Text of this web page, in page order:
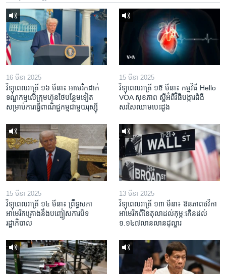
16 មីនា 2025
វិទ្យុពេលរាត្រី ១៦ មីនា៖ អាមេរិក​ដាក់​
ទណ្ឌកម្ម​លើ​ក្រុមហ៊ុន​ថៃ​បន្ថែម​ទៀត​
សម្រាប់​ការ​ធ្វើ​ពាណិជ្ជកម្ម​ជាមួយ​រុស្ស៊ី
15 មីនា 2025
វិទ្យុពេលរាត្រី ១៥ មីនា៖ កម្មវិធី ​Hello
VOA សុខភាព ស្ដី​អំពី​វិធី​បង្ការ​ជំងឺ​
សរសៃ​ឈាម​បេះដូង
15 មីនា 2025
វិទ្យុពេលរាត្រី ១៤ មីនា៖ ព្រឹទ្ធសភា
អាមេរិកគ្រោងនឹងបញ្ចៀសការបិទ
រដ្ឋាភិបាល
13 មីនា 2025
វិទ្យុពេលរាត្រី ១៣ មីនា៖ ឱនភាព​ថវិកា​
អាមេរិក​ពី​ខែ​តុលា​ដល់​កុម្ភៈ​កើន​ដល់​
១.១៤៧​លានលាន​ដុល្លារ